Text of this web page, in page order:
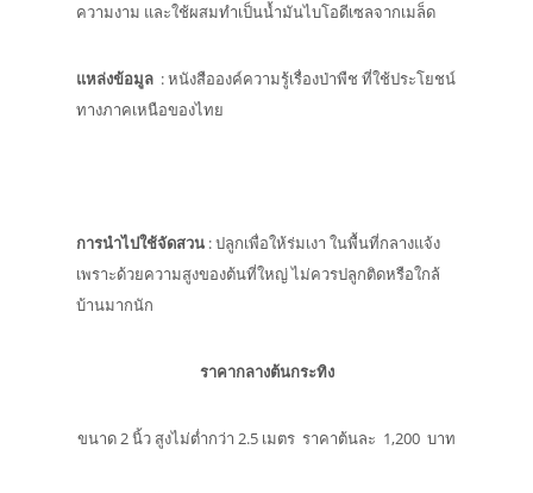
ความงาม และใช้ผสมทำเป็นน้ำมันไบโอดีเซลจากเมล็ด
แหล่งข้อมูล : หนังสือองค์ความรู้เรื่องป่าพืช ที่ใช้ประโยชน์
ทางภาคเหนือของไทย
การนำไปใช้จัดสวน : ปลูกเพื่อให้ร่มเงา ในพื้นที่กลางแจ้ง
เพราะด้วยความสูงของต้นที่ใหญ่ ไม่ควรปลูกติดหรือใกล้
บ้านมากนัก
ราคากลางต้นกระทิง
ขนาด 2 นิ้ว สูงไม่ต่ำกว่า 2.5 เมตร ราคาต้นละ 1,200 บาท